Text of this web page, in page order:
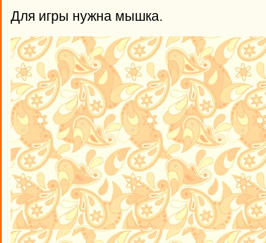
Для игры нужна мышка.